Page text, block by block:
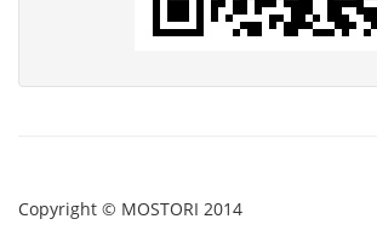
Copyright © MOSTORI 2014